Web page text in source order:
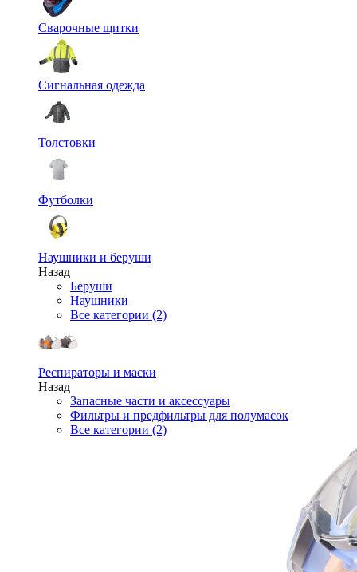
Сварочные щитки
Сигнальная одежда
Толстовки
Футболки
Наушники и беруши
Назад
Беруши
Наушники
Все категории (2)
Респираторы и маски
Назад
Запасные части и аксессуары
Фильтры и предфильтры для полумасок
Все категории (2)